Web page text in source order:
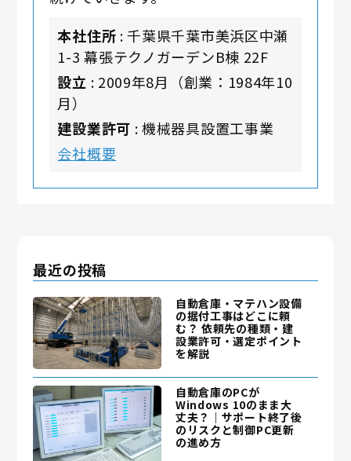
本社住所 : 千葉県千葉市美浜区中瀬
1-3 幕張テクノガーデンB棟 22F
設立 : 2009年8月（創業：1984年10
月）
建設業許可 : 機械器具設置工事業
会社概要
最近の投稿
自動倉庫・マテハン設備
の据付工事はどこに頼
む？ 依頼先の種類・建
設業許可・選定ポイント
を解説
自動倉庫のPCが
Windows 10のまま大
丈夫？｜サポート終了後
のリスクと制御PC更新
の進め方